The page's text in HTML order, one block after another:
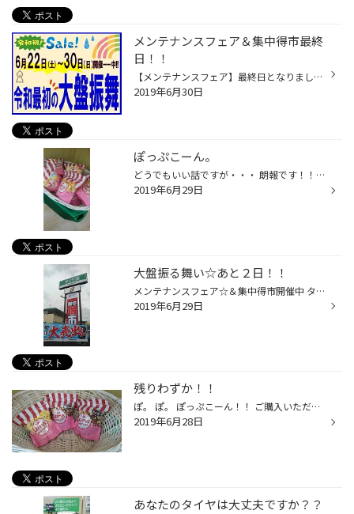
メンテナンスフェア＆集中得市最終
日！！
【メンテナンスフェア】最終日となりました！！ 令和最初の大盤振る舞い（＾▽＾）/ 是非ご来店下さーーい!! これからお出かけが多くなる前に！！ 愛車のメンテナンスしっかりしてあげましょう！！（＾＾） 【エンジンオイル】 【バッテリー】 【ワイパー】 【エアコンフィルター】 エアコンフィルタ...
2019年6月30日
ぽっぷこーん。
どうでもいい話ですが・・・ 朗報です！！ ポップコーン！まだあります！！笑 でもこれで終わりです～ 店長が、かくしてました。 （こっそり食べるつもりだったのか・・・！？※妄想です。笑） なくなり次第終了です（＾＾）/ お早めに！ 先程から雨が降り出しましたね～。ポツポツ。 そんな天候です...
2019年6月29日
大盤振る舞い☆あと２日！！
メンテナンスフェア☆＆集中得市開催中 タイヤ館盛岡西バイパス店でーーす（＾▽＾）/ 本日も元気に営業中です！！ 朝から【エンジンオイル交換】などご来店いただいてます！ ありがとうございます（＾ー＾）♪♪♪ タイヤ館合同の集中得市開催中ですが・・・ 当店は、【 メンテナンスフェア 】同時開催...
2019年6月29日
残りわずか！！
ぽ。 ぽ。 ぽっぷこーん！！ ご購入いただいた方にプレゼント♪ 残りわずかです！！ お早めにご来店下さい！！！！笑 タイヤを買うなら今でしょ★ 値上げ・増税前にお気軽にご相談下さい（＾＾）!! ご来店お待ちしてます♪
2019年6月28日
あなたのタイヤは大丈夫ですか？？